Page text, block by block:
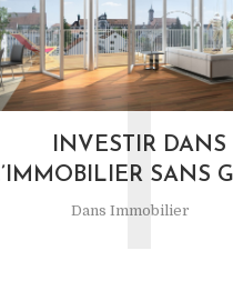
INVESTIR DANS
SANS
Dans Immobilier
I